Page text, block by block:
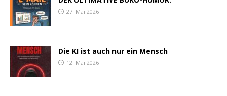
27. Mai 2026
Die KI ist auch nur ein Mensch
12. Mai 2026